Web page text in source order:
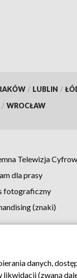
/ LUBLIN /
/ WROCŁAW
Telewizja
dla prasy
fotograficzny
(znaki)
reklamy Kontakt
danych,
(zwaną